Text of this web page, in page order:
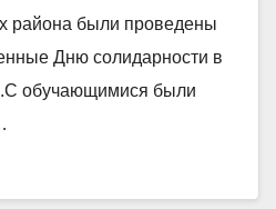
района были проведены
Дню солидарности в
обучающимися были